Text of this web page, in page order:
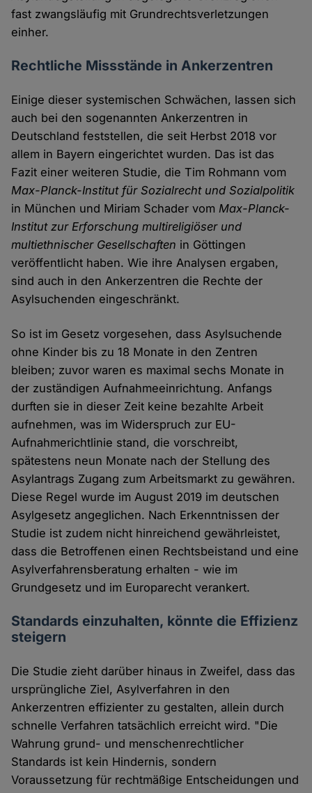
fast zwangsläufig mit Grundrechtsverletzungen
einher.
Rechtliche Missstände in Ankerzentren
Einige dieser systemischen Schwächen, lassen sich
auch bei den sogenannten Ankerzentren in
Deutschland feststellen, die seit Herbst 2018 vor
allem in Bayern eingerichtet wurden. Das ist das
Fazit einer weiteren Studie, die Tim Rohmann vom
Max-Planck-Institut für Sozialrecht und Sozialpolitik
in München und Miriam Schader vomMax-Planck-
Institut zur Erforschung multireligiöser und
multiethnischer Gesellschaften in Göttingen
veröffentlicht haben. Wie ihre Analysen ergaben,
sind auch in den Ankerzentren die Rechte der
Asylsuchenden eingeschränkt.
So ist im Gesetz vorgesehen, dass Asylsuchende
ohne Kinder bis zu 18 Monate in den Zentren
bleiben; zuvor waren es maximal sechs Monate in
der zuständigen Aufnahmeeinrichtung. Anfangs
durften sie in dieser Zeit keine bezahlte Arbeit
aufnehmen, was im Widerspruch zur EU-
Aufnahmerichtlinie stand, die vorschreibt,
spätestens neun Monate nach der Stellung des
Asylantrags Zugang zum Arbeitsmarkt zu gewähren.
Diese Regel wurde im August 2019 im deutschen
Asylgesetz angeglichen. Nach Erkenntnissen der
Studie ist zudem nicht hinreichend gewährleistet,
dass die Betroffenen einen Rechtsbeistand und eine
Asylverfahrensberatung erhalten - wie im
Grundgesetz und im Europarecht verankert.
Standards einzuhalten, könnte die Effizienz
steigern
Die Studie zieht darüber hinaus in Zweifel, dass das
ursprüngliche Ziel, Asylverfahren in den
Ankerzentren effizienter zu gestalten, allein durch
schnelle Verfahren tatsächlich erreicht wird. "Die
Wahrung grund- und menschenrechtlicher
Standards ist kein Hindernis, sondern
Voraussetzung für rechtmäßige Entscheidungen und